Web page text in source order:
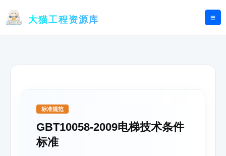
大猫工程资源库
标准规范
GBT10058-2009电梯技术条件
标准